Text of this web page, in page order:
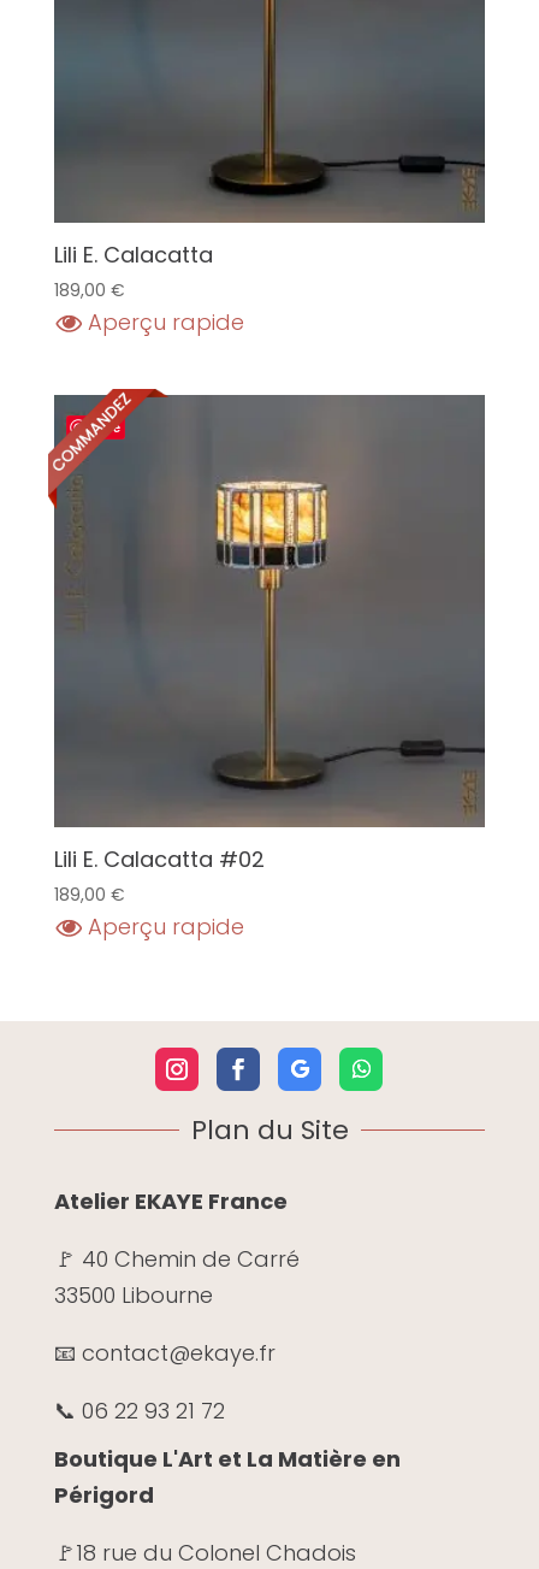
Lili E. Calacatta
189,00 €
Aperçu rapide
Save
Lili E. Calacatta #02
189,00 €
Aperçu rapide
Plan du Site
Atelier EKAYE France
🚩 40 Chemin de Carré
33500 Libourne
📧 contact@ekaye.fr
📞 06 22 93 21 72
Boutique L'Art et La Matière en
Périgord
🚩18 rue du Colonel Chadois